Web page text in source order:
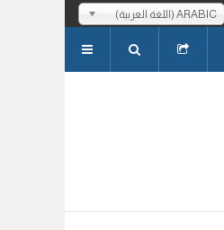
ARABIC (اللغة العربية)